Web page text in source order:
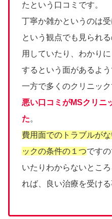
たという口コミです。
丁寧か雑かというのは
という観点でも見られ
用していたり、わかり
するという面があるよう
一方で多くのクリニッ
悪い口コミがMSクリニ
た。
費用面でのトラブルが
ックの条件の１つです
いたりわからないとこ
れば、良い治療を受ける